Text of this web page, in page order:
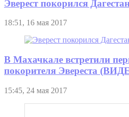
Эверест покорился
18:51, 16 мая 2017
В Махачкале встретили
покорителя Эвереста
15:45, 24 мая 2017